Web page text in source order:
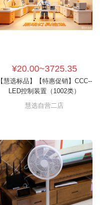
¥20.00~3725.35
【慧选标品】【特惠促销】CCC--
LED控制装置（1002类）
慧选自营二店